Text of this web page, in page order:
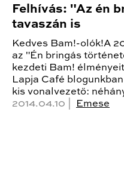
Felhívás: "Az én
tavaszán is
Kedves Bam!-olók!A
az "Én bringás
kezdeti Bam!
Lapja Café
kis vonalvezető:
2014.04.10 |
Emese